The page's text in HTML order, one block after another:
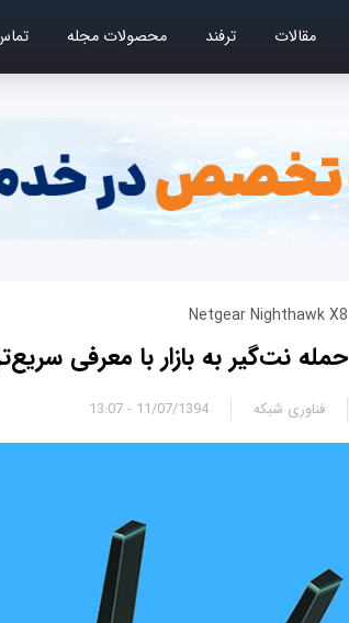
مقالات ترفند محصولات مجله
Netgear Nighthawk X8
حمله نت‌گیر به بازار با معرفی
11/07/1394 - 13:07 فناوری شبکه